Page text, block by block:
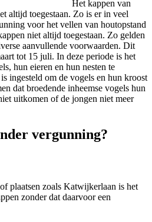
Het kappen van
altijd toegestaan. Zo is er in veel
voor het vellen van houtopstand
niet altijd toegestaan. Zo gelden
aanvullende voorwaarden. Dit
tot 15 juli. In deze periode is het
hun eieren en hun nesten te
ingesteld om de vogels en hun kroost
dat broedende inheemse vogels hun
uitkomen of de jongen niet meer
vergunning?
plaatsen zoals Katwijkerlaan is het
zonder dat daarvoor een